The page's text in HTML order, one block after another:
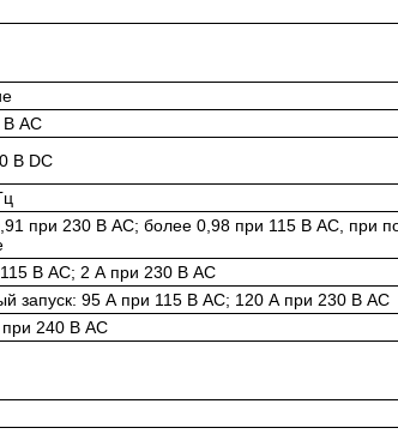
В AC
В DC
при 230 В AC; более 0,98 при 115 В AC, при
В AC; 2 А при 230 В AC
запуск: 95 А при 115 В AC; 120 А при 230 В AC
240 В AC